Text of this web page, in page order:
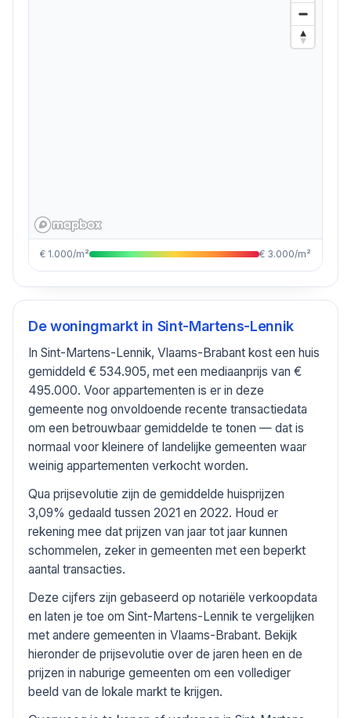
€ 1.000/m² € 3.000/m²
De woningmarkt in Sint-Martens-Lennik
In Sint-Martens-Lennik, Vlaams-Brabant kost een huis
gemiddeld € 534.905, met een mediaanprijs van €
495.000. Voor appartementen is er in deze
gemeente nog onvoldoende recente transactiedata
om een betrouwbaar gemiddelde te tonen — dat is
normaal voor kleinere of landelijke gemeenten waar
weinig appartementen verkocht worden.
Qua prijsevolutie zijn de gemiddelde huisprijzen
3,09% gedaald tussen 2021 en 2022. Houd er
rekening mee dat prijzen van jaar tot jaar kunnen
schommelen, zeker in gemeenten met een beperkt
aantal transacties.
Deze cijfers zijn gebaseerd op notariële verkoopdata
en laten je toe om Sint-Martens-Lennik te vergelijken
met andere gemeenten in Vlaams-Brabant. Bekijk
hieronder de prijsevolutie over de jaren heen en de
prijzen in naburige gemeenten om een vollediger
beeld van de lokale markt te krijgen.